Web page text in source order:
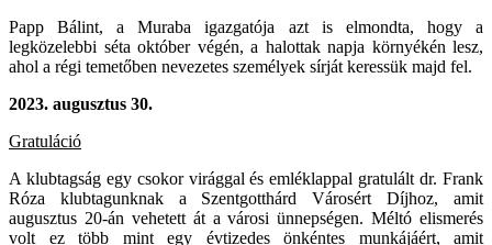
Papp Bálint, a Muraba igazgatója azt is elmondta, hogy a
legközelebbi séta október végén, a halottak napja környékén lesz,
ahol a régi temetőben nevezetes személyek sírját keressük majd fel.
2023. augusztus 30.
Gratuláció
A klubtagság egy csokor virággal és emléklappal gratulált dr. Frank
Róza klubtagunknak a Szentgotthárd Városért Díjhoz, amit
augusztus 20-án vehetett át a városi ünnepségen. Méltó elismerés
volt ez több mint egy évtizedes önkéntes munkájáért, amit